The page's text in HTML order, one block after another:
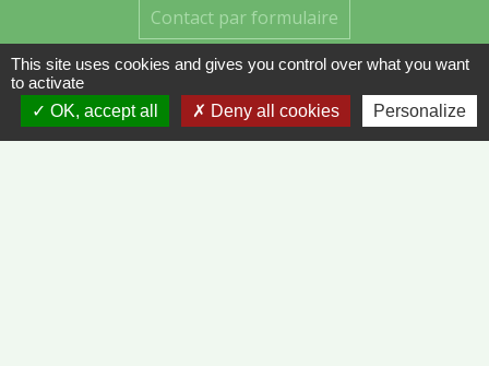
Contact par formulaire
This site uses cookies and gives you control over what you want
to activate
OK, accept all
Deny all cookies Personalize